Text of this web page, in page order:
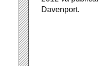
Davenport.